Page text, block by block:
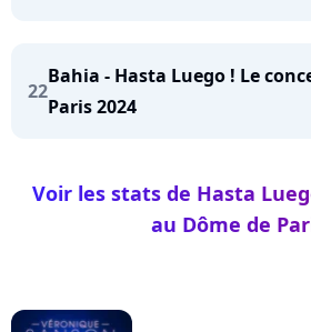
22
Bahia - Hasta Luego ! Le
Paris 2024
Voir les stats de Hasta
au Dôme de